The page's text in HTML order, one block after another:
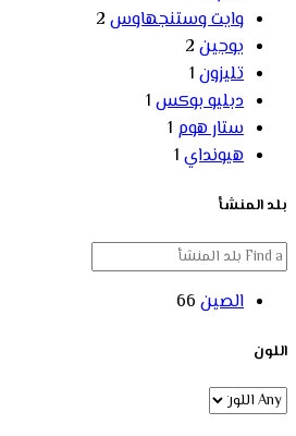
وايت وستنجهاوس 2
يوجين 2
تليزون 1
دبليو بوكس 1
ستار هوم 1
هيونداي 1
بلد المنشأ
الصين 66
اللون